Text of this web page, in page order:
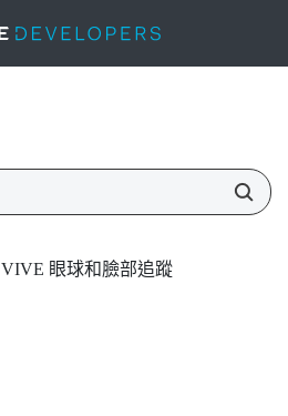
VIVE 眼球和臉部追蹤